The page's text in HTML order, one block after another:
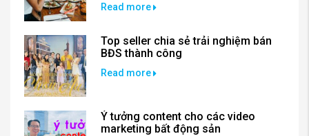
Read more
Top seller chia sẻ trải nghiệm bán
BĐS thành công
Read more
Ý tưởng content cho các video
marketing bất động sản